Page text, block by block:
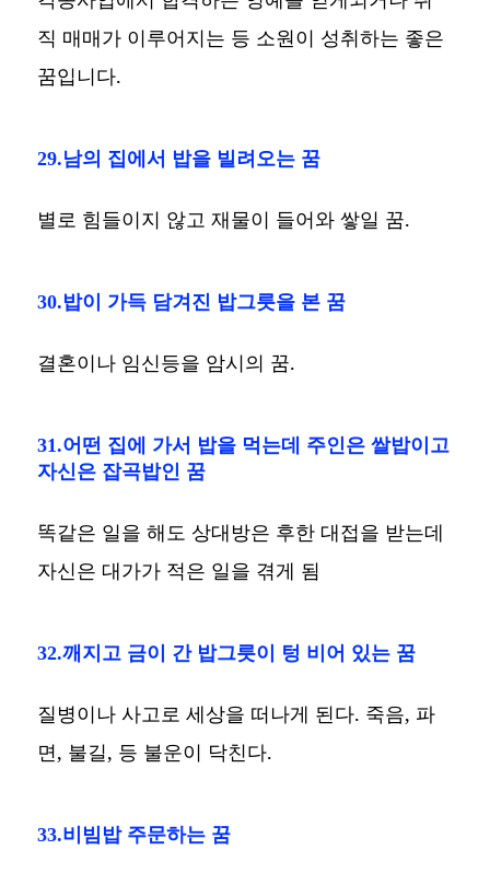
직 매매가 이루어지는 등 소원이 성취하는 좋은
꿈입니다.
29.남의 집에서 밥을 빌려오는 꿈
별로 힘들이지 않고 재물이 들어와 쌓일 꿈.
30.밥이 가득 담겨진 밥그릇을 본 꿈
결혼이나 임신등을 암시의 꿈.
31.어떤 집에 가서 밥을 먹는데 주인은 쌀밥이고
자신은 잡곡밥인 꿈
똑같은 일을 해도 상대방은 후한 대접을 받는데
자신은 대가가 적은 일을 겪게 됨
32.깨지고 금이 간 밥그릇이 텅 비어 있는 꿈
질병이나 사고로 세상을 떠나게 된다. 죽음, 파
면, 불길, 등 불운이 닥친다.
33.비빔밥 주문하는 꿈